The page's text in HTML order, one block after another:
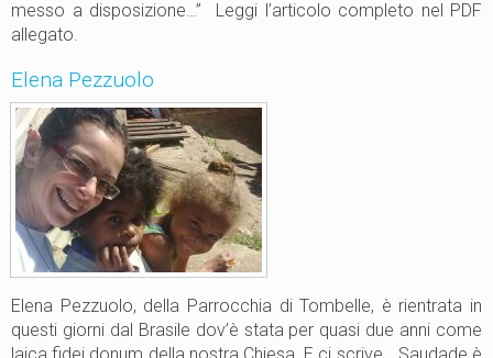
e
e
l
a
messo a disposizione…” Leggi l’articolo completo nel PDF
allegato.
Elena Pezzuolo
Elena Pezzuolo, della Parrocchia di Tombelle, è rientrata in
questi giorni dal Brasile dov’è stata per quasi due anni come
laica fidei donum della nostra Chiesa. E ci scrive… Saudade è